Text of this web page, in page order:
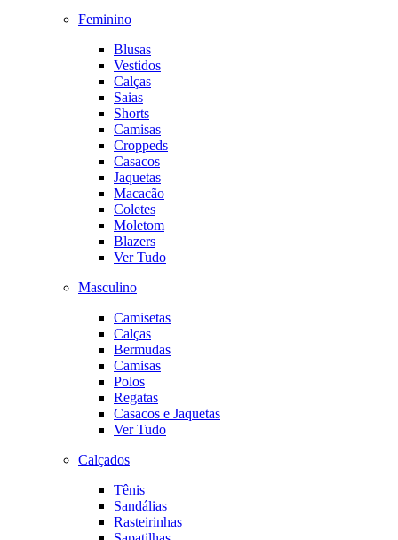
Feminino
Blusas
Vestidos
Calças
Saias
Shorts
Camisas
Croppeds
Casacos
Jaquetas
Macacão
Coletes
Moletom
Blazers
Ver Tudo
Masculino
Camisetas
Calças
Bermudas
Camisas
Polos
Regatas
Casacos e Jaquetas
Ver Tudo
Calçados
Tênis
Sandálias
Rasteirinhas